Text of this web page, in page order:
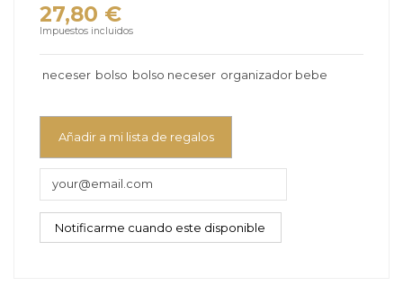
27,80 €
Impuestos incluidos
neceser bolso bolso neceser organizador bebe
Añadir a mi lista de regalos